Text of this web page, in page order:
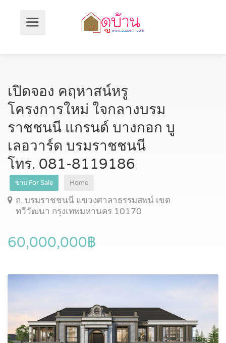
เปิดจอง คฤหาสน์หรู
โครงการใหม่ ใจกลางบรม
ราชชนนี แกรนด์ บางกอก บู
เลอวาร์ด บรมราชชนนี
โทร. 081-8119186
ขาย For Sale Home
ถ. บรมราชชนนี แขวงศาลาธรรมสพน์ เขต
ทวีวัฒนา กรุงเทพมหานคร 10170
60,000,000฿